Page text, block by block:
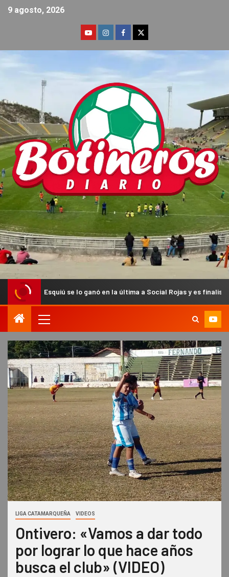
9 agosto, 2026
se lo ganó en la última a Social Rojas y es finalista del Anual
LIGA CATAMARQUEÑA VIDEOS
Ontivero: «Vamos a dar todo
por lograr lo que hace años
busca el club» (VIDEO)